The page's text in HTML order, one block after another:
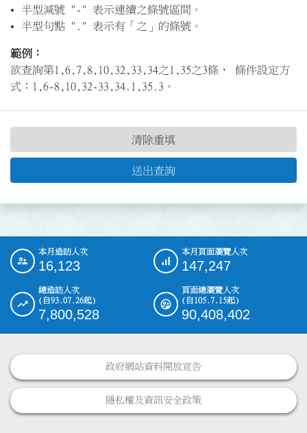
半型減號 "-" 表示連續之條號區間。
半型句點 "." 表示有「之」的條號。
範例：
欲查詢第1,6,7,8,10,32,33,34之1,35之3條， 條件設定方
式：1,6-8,10,32-33,34.1,35.3。
送出查詢
清除重填
::: 本月造訪人次
16,123
本月頁面瀏覽人次
147,247
總造訪人次
(自93.07.26起)
7,800,528
頁面總瀏覽人次
(自105.7.15起)
90,408,402
政府網站資料開放宣告
隱私權及資訊安全政策